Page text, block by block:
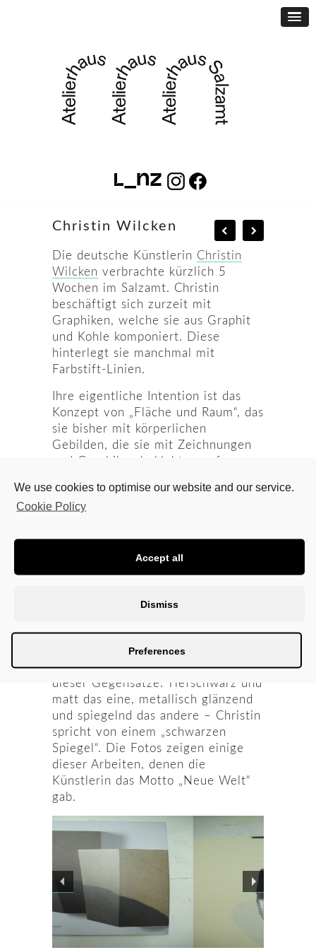
Christin Wilcken
Die deutsche Künstlerin Christin
Wilcken verbrachte kürzlich 5
Wochen im Salzamt. Christin
beschäftigt sich zurzeit mit
Graphiken, welche sie aus Graphit
und Kohle komponiert. Diese
hinterlegt sie manchmal mit
Farbstift-Linien.
Ihre eigentliche Intention ist das
Konzept von „Fläche und Raum“, das
sie bisher mit körperlichen
Gebilden, die sie mit Zeichnungen
und Graphiken beklebte, zu fassen
aber ganz auf Papier konzentriert
und versucht nun, ihre Ideen, die
Sinn inspiriert sind, mittels
verschieden strukturierter
Oberflächen auszudrücken. Dabei
wesentliche Rolle, sowie die
Kohle und Graphit verkörpern einen
dieser Gegensätze. Tiefschwarz und
matt das eine, metallisch glänzend
und spiegelnd das andere – Christin
spricht von einem „schwarzen
Spiegel“. Die Fotos zeigen einige
dieser Arbeiten, denen die
Künstlerin das Motto „Neue Welt“
gab.
We use cookies to optimise our website and our service.
Cookie Policy
Accept all
Dismiss
Preferences